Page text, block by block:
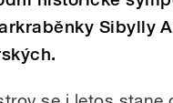
Sibylly